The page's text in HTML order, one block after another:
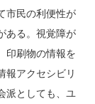
市民の利便性が
ある。視覚障が
印刷物の情報を
報アクセシビリ
派としても、ユ